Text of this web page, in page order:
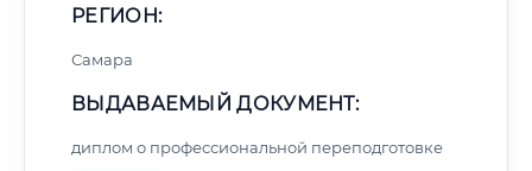
РЕГИОН:
Самара
ВЫДАВАЕМЫЙ ДОКУМЕНТ:
диплом о профессиональной переподготовке